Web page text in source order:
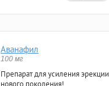
Аванафил
100 мг
Препарат для усиления эрекции